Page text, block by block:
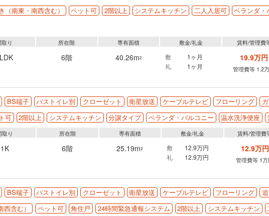
（南東・南西含む）
ペット可 2階以上 システムキッチン 二人入居可 ベランダ・
賃料/管理費
19.9万円
管理費等 1.2
敷金/礼金
敷
1ヶ月
礼
1ヶ月
専有面積
40.26m2
所在階
6階
取り
BS端子 バストイレ別 クローゼット 衛星放送 ケーブルテレビ フローリング
可
2階以上 システムキッチン 分譲タイプ ベランダ・バルコニー 温水洗浄便座
賃料/管理費
12.9万円
管理費等 1万
敷金/礼金
敷
12.9万円
礼
12.9万円
専有面積
25.19m2
所在階
6階
取り
1K
BS端子 バストイレ別 クローゼット 衛星放送 ケーブルテレビ フローリング
含む）
ペット可 角住戸 24時間緊急通報システム 2階以上 システムキッチン